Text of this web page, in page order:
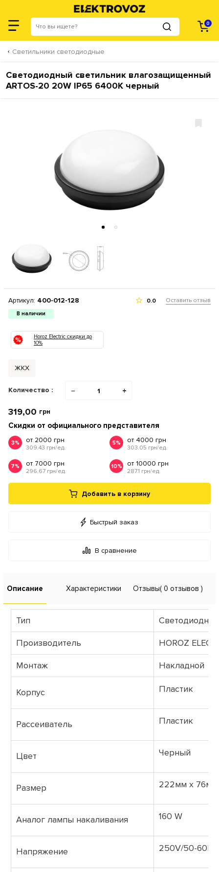
0
Светильники светодиодные
Светодиодный светильник влагозащищенный
ARTOS-20 20W IP65 6400К черный
Артикул: 400-012-128
В наличии
0.0 Оставить отзыв
Horoz Electric скидки до
10%
ЖКХ
Количество : − +
319,00 грн
Скидки от официального представителя
3% от 2000 грн
309.43 грн/ед.
5% от 4000 грн
303.05 грн/ед.
7% от 7000 грн
296.67 грн/ед.
10% от 10000 грн
287.1 грн/ед.
Добавить в корзину
Быстрый заказ
В сравнение
Описание Характеристики Отзывы( 0 отзывов )
Тип
Производитель HOROZ
Монтаж Накладной
Корпус Пластик
Рассеиватель Пластик
Цвет Черный
Размер 222мм x 76мм
Аналог лампы накаливания 160 W
Напряжение 250V/50-60Hz